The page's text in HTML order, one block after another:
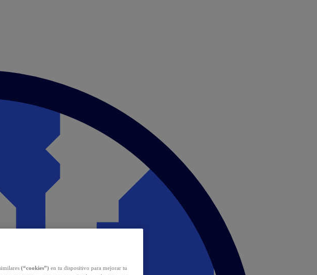
(“cookies”) en tu dispositivo para mejorar tu